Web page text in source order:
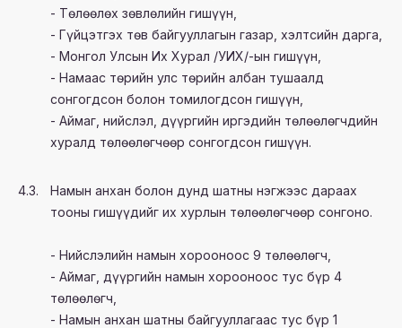
- Төлөөлөх зөвлөлийн гишүүн,
- Гүйцэтгэх төв байгууллагын газар, хэлтсийн дарга,
- Монгол Улсын Их Хурал /УИХ/-ын гишүүн,
- Намаас төрийн улс төрийн албан тушаалд
сонгогдсон болон томилогдсон гишүүн,
- Аймаг, нийслэл, дүүргийн иргэдийн төлөөлөгчдийн
хуралд төлөөлөгчөөр сонгогдсон гишүүн.
4.3.
Намын анхан болон дунд шатны нэгжээс дараах
тооны гишүүдийг их хурлын төлөөлөгчөөр сонгоно.
- Нийслэлийн намын хорооноос 9 төлөөлөгч,
- Аймаг, дүүргийн намын хорооноос тус бүр 4
төлөөлөгч,
- Намын анхан шатны байгууллагаас тус бүр 1